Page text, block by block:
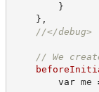
}
} ,
//</debug>
// We
var me